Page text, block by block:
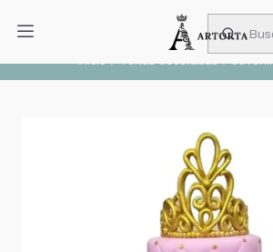
PIDA CON MUCHA ANTICIPACIÓN
Inicio Tortas decoradas Juvenil